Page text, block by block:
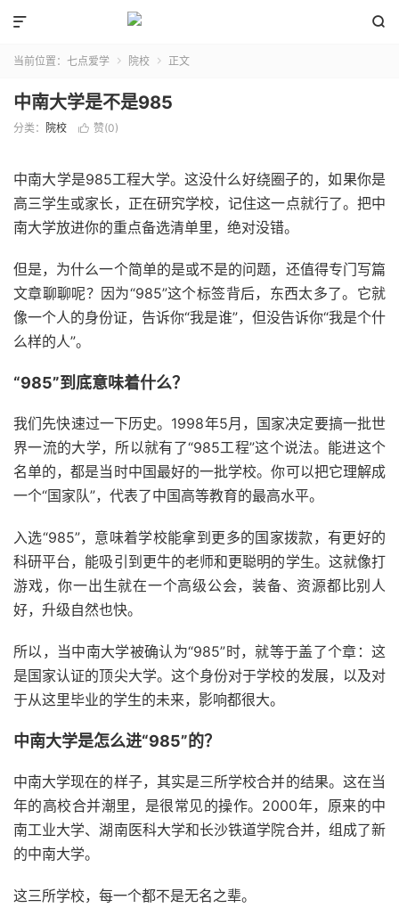


当前位置： 七点爱学  院校  正文
中南大学是不是985
分类： 院校  赞(0)
中南大学是985工程大学。这没什么好绕圈子的，如果你是
高三学生或家长，正在研究学校，记住这一点就行了。把中
南大学放进你的重点备选清单里，绝对没错。
但是，为什么一个简单的是或不是的问题，还值得专门写篇
文章聊聊呢？因为“985”这个标签背后，东西太多了。它就
像一个人的身份证，告诉你“我是谁”，但没告诉你“我是个什
么样的人”。
“985”到底意味着什么？
我们先快速过一下历史。1998年5月，国家决定要搞一批世
界一流的大学，所以就有了“985工程”这个说法。能进这个
名单的，都是当时中国最好的一批学校。你可以把它理解成
一个“国家队”，代表了中国高等教育的最高水平。
入选“985”，意味着学校能拿到更多的国家拨款，有更好的
科研平台，能吸引到更牛的老师和更聪明的学生。这就像打
游戏，你一出生就在一个高级公会，装备、资源都比别人
好，升级自然也快。
所以，当中南大学被确认为“985”时，就等于盖了个章：这
是国家认证的顶尖大学。这个身份对于学校的发展，以及对
于从这里毕业的学生的未来，影响都很大。
中南大学是怎么进“985”的？
中南大学现在的样子，其实是三所学校合并的结果。这在当
年的高校合并潮里，是很常见的操作。2000年，原来的中
南工业大学、湖南医科大学和长沙铁道学院合并，组成了新
的中南大学。
这三所学校，每一个都不是无名之辈。